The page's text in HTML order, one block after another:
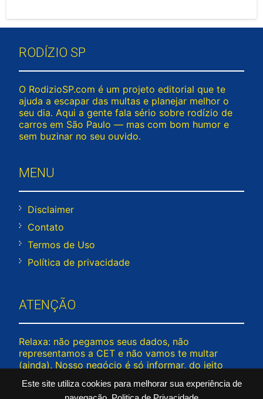
Este site utiliza cookies para melhorar sua experiência de
RODÍZIO SP
O RodizioSP.com é um projeto editorial que te
ajuda a escapar das multas e planejar melhor o
seu dia. Aqui a gente fala sério sobre rodízio de
carros em São Paulo — mas com bom humor e
sem buzinar no seu ouvido.
MENU
Disclaimer
Contato
Termos de Uso
Política de privacidade
ATENÇÃO
Relaxa: não pegamos seus dados, não
representamos a CET e não vamos te multar
(ainda). Nosso negócio é só informar, do jeito
demais! © 2026 www.rodiziosp.com – Todos os